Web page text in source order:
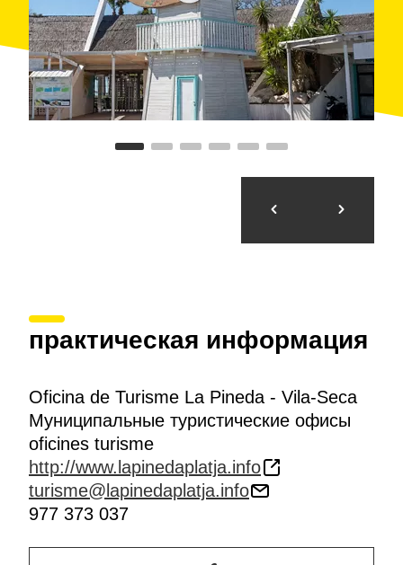
практическая информация
Oficina de Turisme La Pineda - Vila-Seca
Муниципальные туристические офисы
oficines turisme
http://www.lapinedaplatja.info
turisme@lapinedaplatja.info
977 373 037